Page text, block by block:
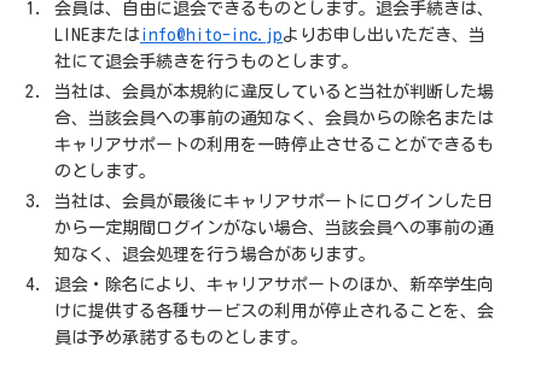
会員は、自由に退会できるものとします。退会手続きは、
LINEまたは info@hito-inc.jpよりお申し出いただき、当
社にて退会手続きを行うものとします。
当社は、会員が本規約に違反していると当社が判断した場
合、当該会員への事前の通知なく、会員からの除名または
キャリアサポートの利用を一時停止させることができるも
のとします。
当社は、会員が最後にキャリアサポートにログインした日
から一定期間ログインがない場合、当該会員への事前の通
知なく、退会処理を行う場合があります。
退会・除名により、キャリアサポートのほか、新卒学生向
けに提供する各種サービスの利用が停止されることを、会
員は予め承諾するものとします。